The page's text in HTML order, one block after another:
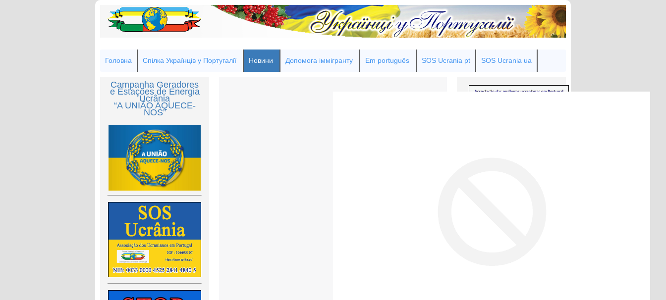
Головна Спілка Українців у Португалії Новини Допомога іммігранту Em português SOS Ucrania pt SOS Ucrania ua
Campanha Geradores
e Estações de Energia
Ucrânia
“A UNIÃO AQUECE-
NOS”